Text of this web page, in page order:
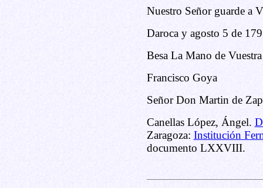
Nuestro Señor guarde a
Daroca y agosto 5 de
Besa La Mano de
Francisco Goya
Señor Don Martin de
Canellas López, Ángel.
Zaragoza: Institución
documento LXXVIII.